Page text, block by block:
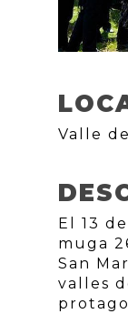
Valle
El 13
muga
San
valles